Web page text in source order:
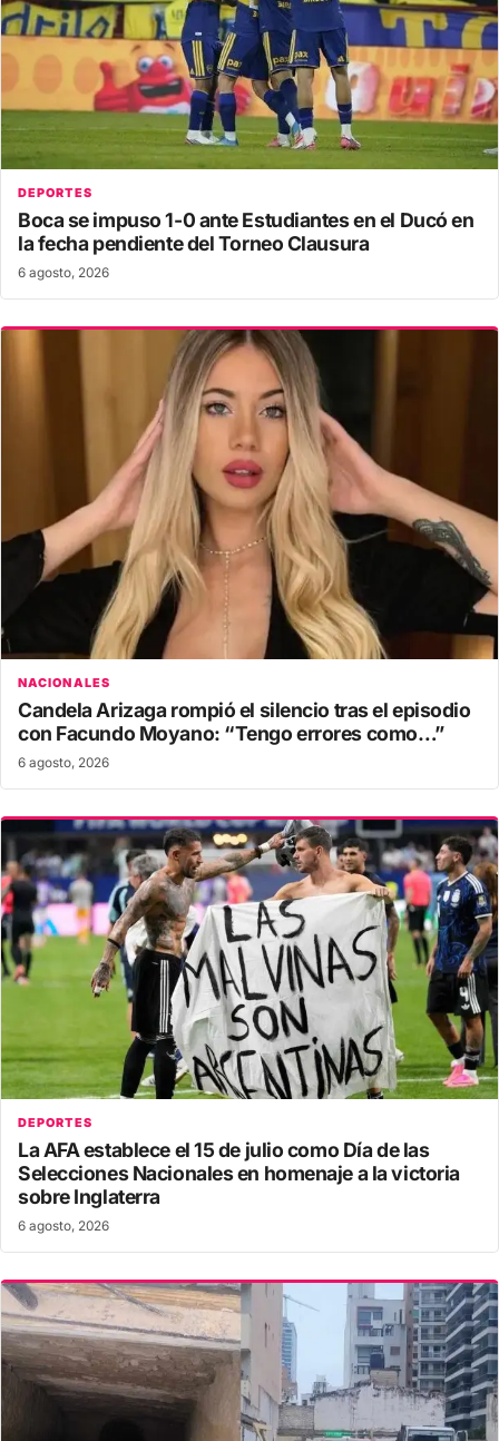
DEPORTES
Boca se impuso 1-0 ante Estudiantes en el Ducó en
la fecha pendiente del Torneo Clausura
6 agosto, 2026
NACIONALES
Candela Arizaga rompió el silencio tras el episodio
con Facundo Moyano: “Tengo errores como…”
6 agosto, 2026
DEPORTES
La AFA establece el 15 de julio como Día de las
Selecciones Nacionales en homenaje a la victoria
sobre Inglaterra
6 agosto, 2026